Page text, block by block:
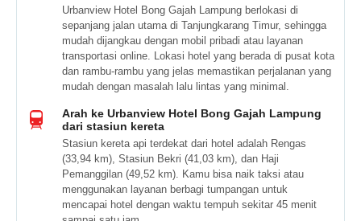
Urbanview Hotel Bong Gajah Lampung berlokasi di
sepanjang jalan utama di Tanjungkarang Timur, sehingga
mudah dijangkau dengan mobil pribadi atau layanan
transportasi online. Lokasi hotel yang berada di pusat kota
dan rambu-rambu yang jelas memastikan perjalanan yang
mudah dengan masalah lalu lintas yang minimal.
Arah ke Urbanview Hotel Bong Gajah Lampung
dari stasiun kereta
Stasiun kereta api terdekat dari hotel adalah Rengas
(33,94 km), Stasiun Bekri (41,03 km), dan Haji
Pemanggilan (49,52 km). Kamu bisa naik taksi atau
menggunakan layanan berbagi tumpangan untuk
mencapai hotel dengan waktu tempuh sekitar 45 menit